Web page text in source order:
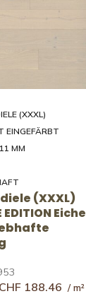
(XXXL)
EINGEFÄRBT
× 20 MM
(XXXL)
Eiche | Fumo
Sortierung